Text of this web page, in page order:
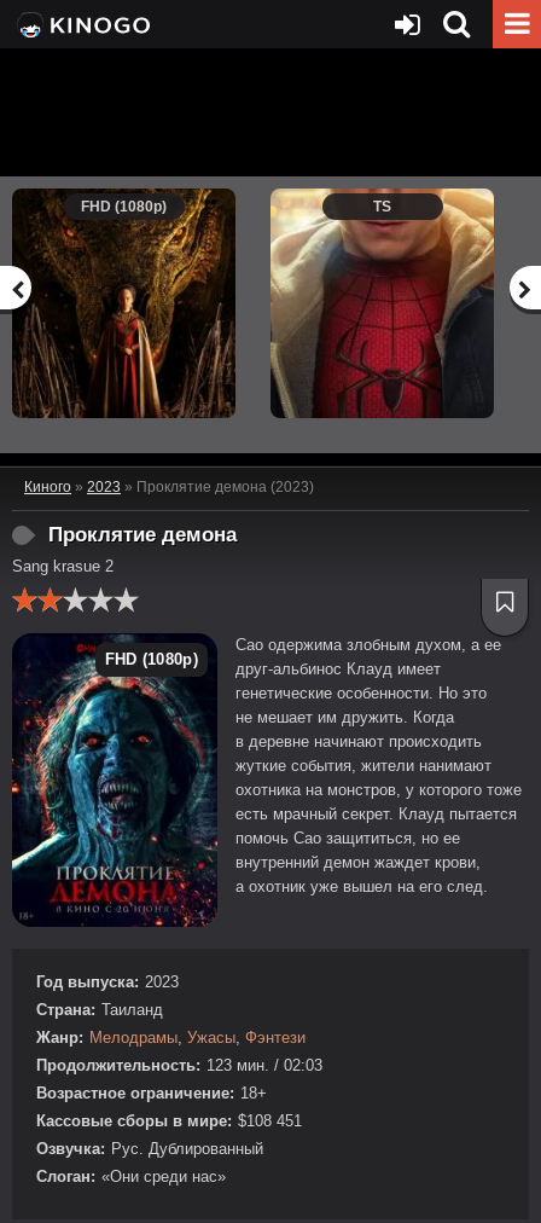
FHD (1080p) TS
Киного » 2023 » Проклятие демона (2023)
Проклятие демона
Sang krasue 2
FHD (1080p)
Сао одержима злобным духом, а ее
друг-альбинос Клауд имеет
генетические особенности. Но это
не мешает им дружить. Когда
в деревне начинают происходить
жуткие события, жители нанимают
охотника на монстров, у которого тоже
есть мрачный секрет. Клауд пытается
помочь Сао защититься, но ее
внутренний демон жаждет крови,
а охотник уже вышел на его след.
Год выпуска: 2023
Страна: Таиланд
Жанр: Мелодрамы Ужасы Фэнтези
Продолжительность: 123 мин. / 02:03
Возрастное ограничение: 18+
Кассовые сборы в мире: $108 451
Озвучка: Рус. Дублированный
Слоган: «Они среди нас»